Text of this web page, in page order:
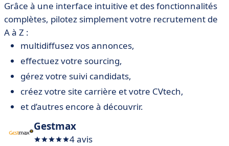
Grâce à une interface intuitive et des fonctionnalités
complètes, pilotez simplement votre recrutement de
A à Z :
multidiffusez vos annonces,
effectuez votre sourcing,
gérez votre suivi candidats,
créez votre site carrière et votre CVtech,
et d’autres encore à découvrir.
Gestmax
4 avis